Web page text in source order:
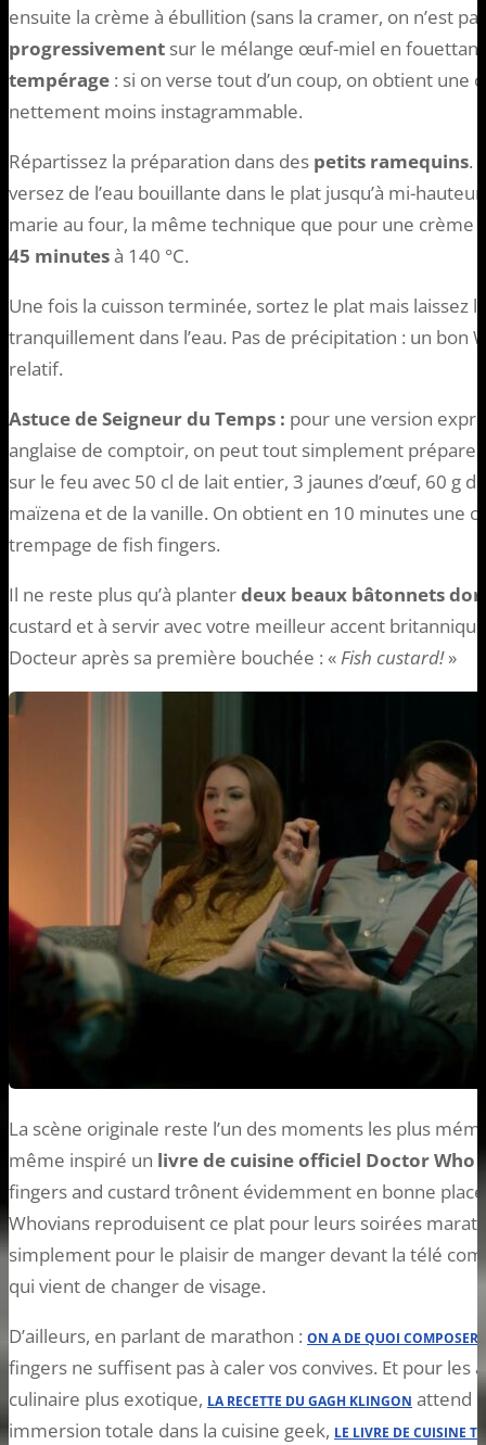
ensuite la crème à ébullition (sans la cramer, on n’est
progressivement sur le mélange œuf-miel en fouettant
tempérage : si on verse tout d’un coup, on obtient une
nettement moins instagrammable.
Répartissez la préparation dans des petits ramequins.
versez de l’eau bouillante dans le plat jusqu’à mi-
marie au four, la même technique que pour une crème
45 minutesà 140 °C.
Une fois la cuisson terminée, sortez le plat mais laissez
tranquillement dans l’eau. Pas de précipitation : un bon
relatif.
Astuce de Seigneur du Temps : pour une version
anglaise de comptoir, on peut tout simplement
sur le feu avec 50 cl de lait entier, 3 jaunes d’œuf, 60 g
maïzena et de la vanille. On obtient en 10 minutes une
trempage de fish fingers.
Il ne reste plus qu’à planterdeux beaux bâtonnets
custard et à servir avec votre meilleur accent
Docteur après sa première bouchée : «Fish custard!»
La scène originale reste l’un des moments les plus
même inspiré un livre de cuisine officiel Doctor Who
fingers and custard trônent évidemment en bonne
Whovians reproduisent ce plat pour leurs soirées
simplement pour le plaisir de manger devant la télé
qui vient de changer de visage.
D’ailleurs, en parlant de marathon : ON A DE QUOI COMPOSER
fingers ne suffisent pas à caler vos convives. Et pour les
culinaire plus exotique, LA RECETTE DU GAGH KLINGON attend
immersion totale dans la cuisine geek, LE LIVRE DE CUISINE